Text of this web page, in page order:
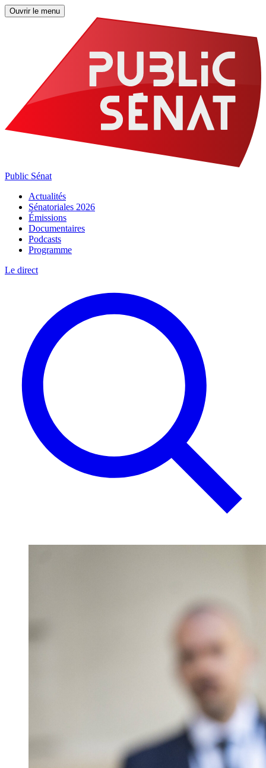
Ouvrir le menu
Public Sénat
Actualités
Sénatoriales 2026
Émissions
Documentaires
Podcasts
Programme
Le direct